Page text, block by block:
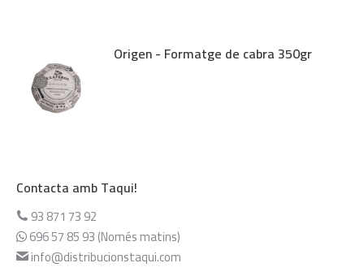
Origen - Formatge de cabra 350gr
Contacta amb Taqui!
93 871 73 92
696 57 85 93 (Només matins)
info@distribucionstaqui.com